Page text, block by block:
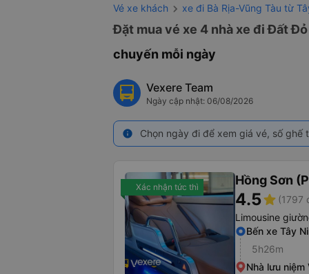
Vé xe khách xe đi Bà Rịa-Vũng Tàu từ
Đặt mua vé xe 4 nhà xe đi Đất
chuyến mỗi ngày
Vexere Team
Ngày cập nhật: 06/08/2026
info Chọn ngày đi để xem giá vé, số
Xác nhận tức thì Hồng Sơn
4.5star (1797
Limousine
Bến xe Tây
5h26m
Nhà lưu niệm